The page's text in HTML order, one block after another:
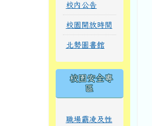
校內公告
校園開放時間
北勢圖書館
校園安全專
區
職場霸凌及性